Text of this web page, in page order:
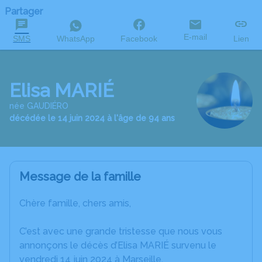
Partager
SMS WhatsApp Facebook E-mail Lien
Elisa MARIÉ
née GAUDIÉRO
décédée le 14 juin 2024 à l'âge de 94 ans
Message de la famille
Chère famille, chers amis,
C’est avec une grande tristesse que nous vous
annonçons le décès d’Elisa MARIÉ survenu le
vendredi 14 juin 2024 à Marseille.